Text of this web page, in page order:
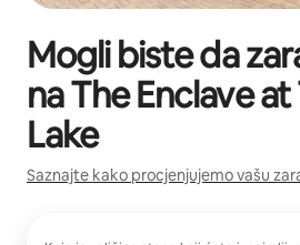
Mogli biste da
naThe Enclave
Lake
Saznajte kako procjenjujemo vašu